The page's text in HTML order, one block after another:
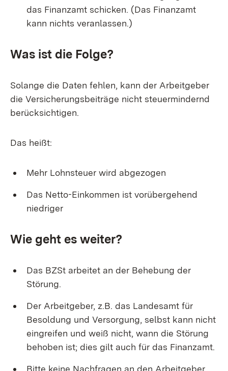
das Finanzamt schicken. (Das Finanzamt
kann nichts veranlassen.)
Was ist die Folge?
Solange die Daten fehlen, kann der Arbeitgeber
die Versicherungsbeiträge nicht steuermindernd
berücksichtigen.
Das heißt:
Mehr Lohnsteuer wird abgezogen
Das Netto-Einkommen ist vorübergehend
niedriger
Wie geht es weiter?
Das BZSt arbeitet an der Behebung der
Störung.
Der Arbeitgeber, z.B. das Landesamt für
Besoldung und Versorgung, selbst kann nicht
eingreifen und weiß nicht, wann die Störung
behoben ist; dies gilt auch für das Finanzamt.
Bitte keine Nachfragen an den Arbeitgeber